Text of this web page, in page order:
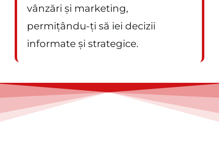
vânzări și marketing,
permițându-ți să iei decizii
informate și strategice.